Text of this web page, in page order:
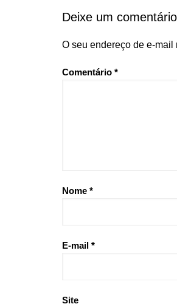
Deixe um comentário
O seu endereço de e-mail
Comentário *
Nome *
E-mail *
Site